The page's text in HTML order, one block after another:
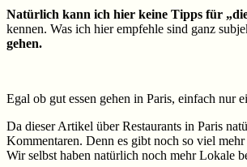
Natürlich kann ich hier keine Tipps für
kennen. Was ich hier empfehle sind ganz
gehen.
Egal ob gut essen gehen in Paris, einfach nur
Da dieser Artikel über Restaurants in Paris
Kommentaren. Denn es gibt noch so viel
Wir selbst haben natürlich noch mehr Lokale